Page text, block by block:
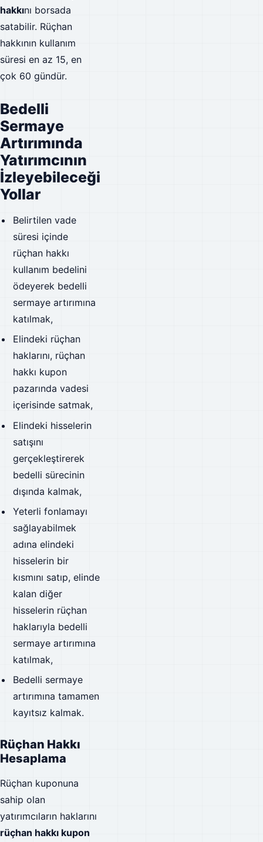
hakkını borsada
satabilir. Rüçhan
hakkının kullanım
süresi en az 15, en
çok 60 gündür.
Bedelli
Sermaye
Artırımında
Yatırımcının
İzleyebileceği
Yollar
Belirtilen vade
süresi içinde
rüçhan hakkı
kullanım bedelini
ödeyerek bedelli
sermaye artırımına
katılmak,
Elindeki rüçhan
haklarını, rüçhan
hakkı kupon
pazarında vadesi
içerisinde satmak,
Elindeki hisselerin
satışını
gerçekleştirerek
bedelli sürecinin
dışında kalmak,
Yeterli fonlamayı
sağlayabilmek
adına elindeki
hisselerin bir
kısmını satıp, elinde
kalan diğer
hisselerin rüçhan
haklarıyla bedelli
sermaye artırımına
katılmak,
Bedelli sermaye
artırımına tamamen
kayıtsız kalmak.
Rüçhan Hakkı
Hesaplama
Rüçhan kuponuna
sahip olan
yatırımcıların haklarını
rüçhan hakkı kupon